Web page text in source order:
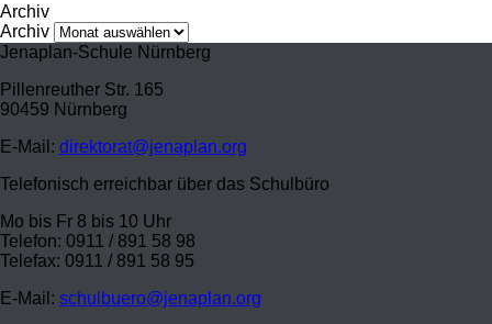
Archiv
Archiv
Jenaplan-Schule Nürnberg
Pillenreuther Str. 165
90459 Nürnberg
E-Mail: direktorat@jenaplan.org
Telefonisch erreichbar über das Schulbüro
Mo bis Fr 8 bis 10 Uhr
Telefon: 0911 / 891 58 98
Telefax: 0911 / 891 58 95
E-Mail: schulbuero@jenaplan.org